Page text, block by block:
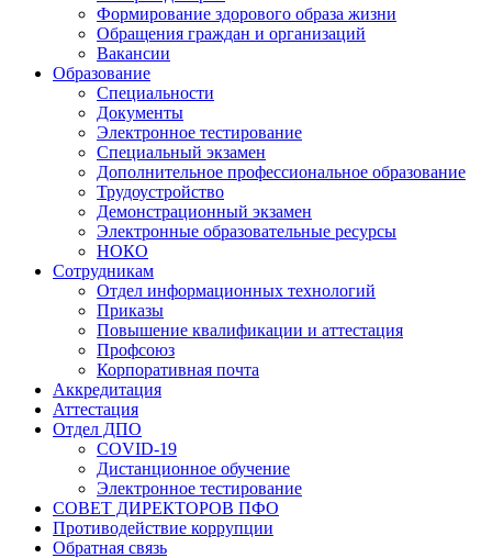
Формирование здорового образа жизни
Обращения граждан и организаций
Вакансии
Образование
Специальности
Документы
Электронное тестирование
Специальный экзамен
Дополнительное профессиональное образование
Трудоустройство
Демонстрационный экзамен
Электронные образовательные ресурсы
НОКО
Сотрудникам
Отдел информационных технологий
Приказы
Повышение квалификации и аттестация
Профсоюз
Корпоративная почта
Аккредитация
Аттестация
Отдел ДПО
COVID-19
Дистанционное обучение
Электронное тестирование
СОВЕТ ДИРЕКТОРОВ ПФО
Противодействие коррупции
Обратная связь